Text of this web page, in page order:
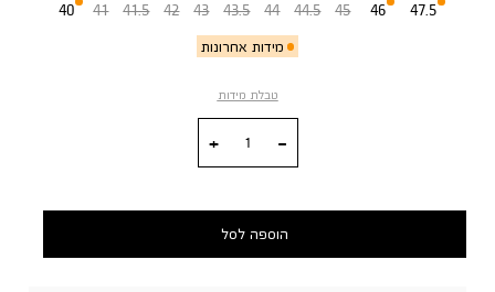
40
מידות אחרונות
41 41.5 42 43 43.5 44 44.5 45 46 47.5
טבלת מידות
הוספה לסל